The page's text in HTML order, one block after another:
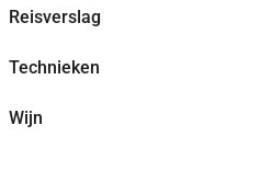
Reisverslag
Technieken
Wijn